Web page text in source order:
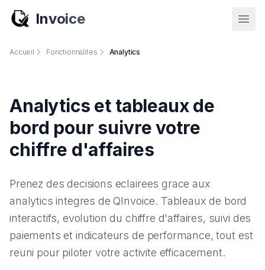
Invoice
Accueil Fonctionnalites Analytics
Analytics et tableaux de
bord pour suivre votre
chiffre d'affaires
Prenez des decisions eclairees grace aux
analytics integres de QInvoice. Tableaux de bord
interactifs, evolution du chiffre d'affaires, suivi des
paiements et indicateurs de performance, tout est
reuni pour piloter votre activite efficacement.